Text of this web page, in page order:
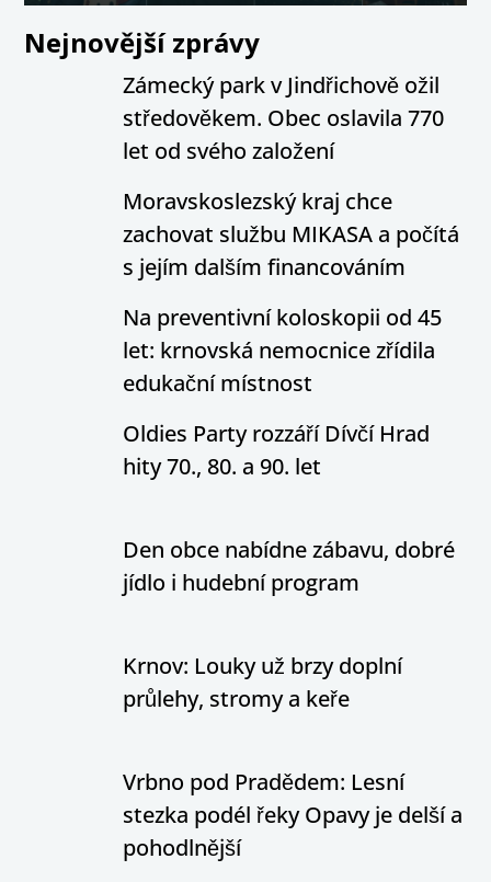
Nejnovější zprávy
Zámecký park v Jindřichově ožil
středověkem. Obec oslavila 770
let od svého založení
Moravskoslezský kraj chce
zachovat službu MIKASA a počítá
s jejím dalším financováním
Na preventivní koloskopii od 45
let: krnovská nemocnice zřídila
edukační místnost
Oldies Party rozzáří Dívčí Hrad
hity 70., 80. a 90. let
Den obce nabídne zábavu, dobré
jídlo i hudební program
Krnov: Louky už brzy doplní
průlehy, stromy a keře
Vrbno pod Pradědem: Lesní
stezka podél řeky Opavy je delší a
pohodlnější